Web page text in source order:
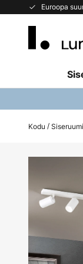
Euroopa
Skip
Kodu
the
end
the
images